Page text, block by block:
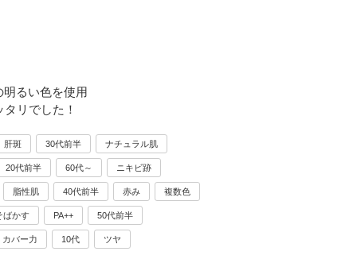
るい色を使用
リでした！
肝斑 30代前半 ナチュラル肌
20代前半 60代～ ニキビ跡
脂性肌 40代前半 赤み 複数色
ばかす PA++ 50代前半
カバー力 10代 ツヤ